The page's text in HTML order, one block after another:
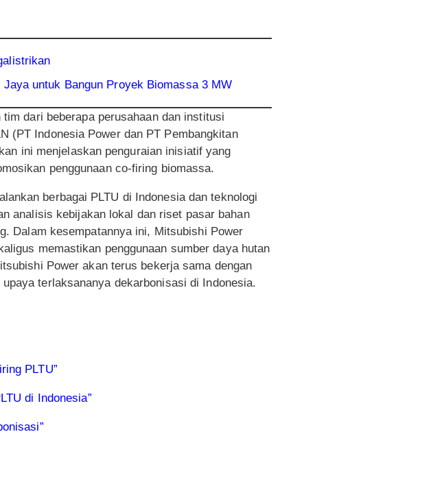
untuk Bangun Proyek Biomassa 3 MW
dari beberapa perusahaan dan institusi
(PT Indonesia Power dan PT Pembangkitan
ini menjelaskan penguraian inisiatif yang
penggunaan co-firing biomassa.
berbagai PLTU di Indonesia dan teknologi
analisis kebijakan lokal dan riset pasar bahan
Dalam kesempatannya ini, Mitsubishi Power
memastikan penggunaan sumber daya hutan
Power akan terus bekerja sama dengan
terlaksananya dekarbonisasi di Indonesia.
PLTU”
di Indonesia”